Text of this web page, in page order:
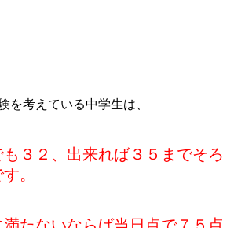
を考えている中学生は、
３２、出来れば３５までそろ
。